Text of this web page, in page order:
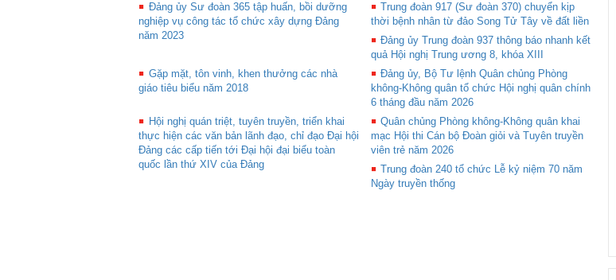
Đảng ủy Sư đoàn 365 tập huấn, bồi dưỡng
nghiệp vụ công tác tổ chức xây dựng Đảng
năm 2023
Trung đoàn 917 (Sư đoàn 370) chuyển kịp
thời bệnh nhân từ đảo Song Tử Tây về đất liền
Đảng ủy Trung đoàn 937 thông báo nhanh kết
quả Hội nghị Trung ương 8, khóa XIII
Gặp mặt, tôn vinh, khen thưởng các nhà
giáo tiêu biểu năm 2018
Đảng ủy, Bộ Tư lệnh Quân chủng Phòng
không-Không quân tổ chức Hội nghị quân chính
6 tháng đầu năm 2026
Hội nghị quán triệt, tuyên truyền, triển khai
thực hiện các văn bản lãnh đạo, chỉ đạo Đại hội
Đảng các cấp tiến tới Đại hội đại biểu toàn
quốc lần thứ XIV của Đảng
Quân chủng Phòng không-Không quân khai
mạc Hội thi Cán bộ Đoàn giỏi và Tuyên truyền
viên trẻ năm 2026
Trung đoàn 240 tổ chức Lễ kỷ niệm 70 năm
Ngày truyền thống